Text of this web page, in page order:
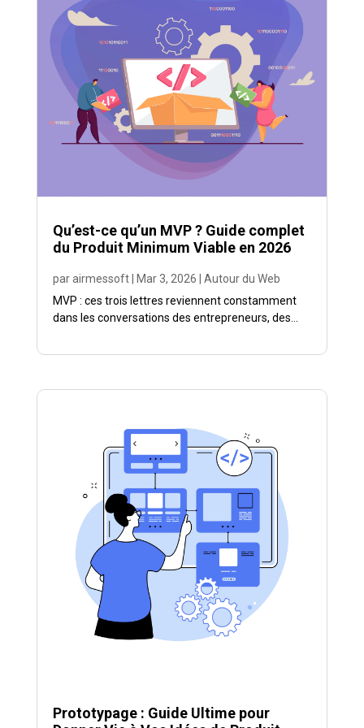
Qu’est-ce qu’un MVP ? Guide complet
du Produit Minimum Viable en 2026
parairmessoft| Mar 3, 2026 | Autour du Web
MVP : ces trois lettres reviennent constamment
dans les conversations des entrepreneurs, des...
Prototypage : Guide Ultime pour